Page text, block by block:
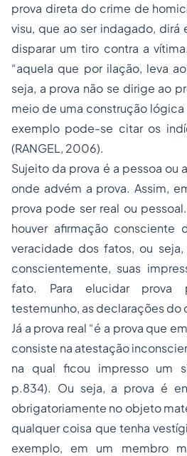
prova direta do crime de
visu, que ao ser indagado, dirá
disparar um tiro contra a
“aquela que por ilação, leva
seja, a prova não se dirige ao
meio de uma construção
exemplo pode-se citar os
(RANGEL, 2006).
Sujeito da prova é a pessoa ou
onde advém a prova. Assim,
prova pode ser real ou
houver afirmação consciente
veracidade dos fatos, ou seja,
conscientemente, suas
fato. Para elucidar prova
testemunho, as declarações do
Já a prova real “é a prova que
consiste na atestação
na qual ficou impresso um
p.834). Ou seja, a prova é
obrigatoriamente no objeto
qualquer coisa que tenha
exemplo, em um membro